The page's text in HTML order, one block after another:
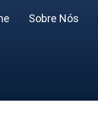
Sobre Nós